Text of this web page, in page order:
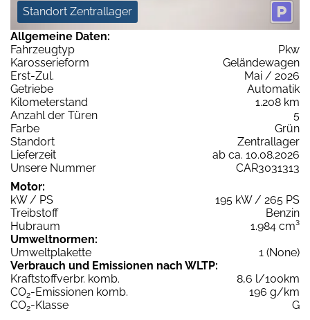
Standort Zentrallager
Allgemeine Daten:
Fahrzeugtyp
Pkw
Karosserieform
Geländewagen
Erst-Zul.
Mai / 2026
Getriebe
Automatik
Kilometerstand
1.208 km
Anzahl der Türen
5
Farbe
Grün
Standort
Zentrallager
Lieferzeit
ab ca. 10.08.2026
Unsere Nummer
CAR3031313
Motor:
kW / PS
195 kW / 265 PS
Treibstoff
Benzin
Hubraum
1.984 cm³
Umweltnormen:
Umweltplakette
1 (None)
Verbrauch und Emissionen nach WLTP:
Kraftstoffverbr. komb.
8,6 l/100km
CO2-Emissionen komb.
196 g/km
CO2-Klasse G